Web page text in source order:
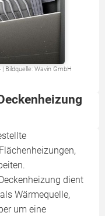
Bildquelle: Wavin GmbH
dient
Wärmequelle,
um eine